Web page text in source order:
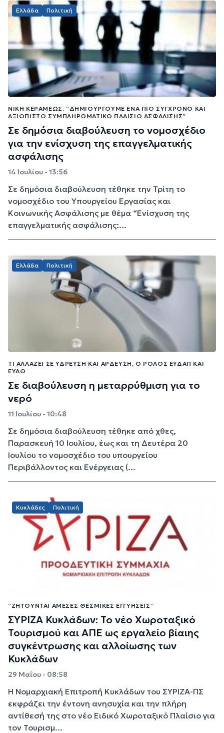
Ελλάδα Πολιτική
ΝΊΚΗ ΚΕΡΑΜΈΩΣ: “ΔΗΜΙΟΥΡΓΟΎΜΕ ΈΝΑ ΠΙΟ ΣΎΓΧΡΟΝΟ ΚΑΙ
ΑΞΙΌΠΙΣΤΟ ΣΥΜΠΛΗΡΩΜΑΤΙΚΌ ΠΛΑΊΣΙΟ ΑΣΦΆΛΙΣΗΣ”
Σε δημόσια διαβούλευση το νομοσχέδιο
για την ενίσχυση της επαγγελματικής
ασφάλισης
14 Ιουλίου - 13:56
Σε δημόσια διαβούλευση τέθηκε την Τρίτη το
νομοσχέδιο του Υπουργείου Εργασίας και
Κοινωνικής Ασφάλισης με θέμα “Ενίσχυση της
επαγγελματικής ασφάλισης:...
Ελλάδα Πολιτική
ΤΙ ΑΛΛΆΖΕΙ ΣΕ ΎΔΡΕΥΣΗ ΚΑΙ ΆΡΔΕΥΣΗ, Ο ΡΌΛΟΣ ΕΥΔΑΠ ΚΑΙ
ΕΥΑΘ
Σε διαβούλευση η μεταρρύθμιση για το
νερό
11 Ιουλίου - 10:48
Σε δημόσια διαβούλευση τέθηκε από χθες,
Παρασκευή 10 Ιουλίου, έως και τη Δευτέρα 20
Ιουλίου το νομοσχέδιο του υπουργείου
Περιβάλλοντος και Ενέργειας (...
Κυκλάδες Πολιτική
“ΖΗΤΟΎΝΤΑΙ ΆΜΕΣΕΣ ΘΕΣΜΙΚΈΣ ΕΓΓΥΉΣΕΙΣ”
ΣΥΡΙΖΑ Κυκλάδων: Το νέο Χωροταξικό
Τουρισμού και ΑΠΕ ως εργαλείο βίαιης
συγκέντρωσης και αλλοίωσης των
Κυκλάδων
29 Μαΐου - 08:58
Η Νομαρχιακή Επιτροπή Κυκλάδων του ΣΥΡΙΖΑ-ΠΣ
εκφράζει την έντονη ανησυχία και την πλήρη
αντίθεσή της στο νέο Ειδικό Χωροταξικό Πλαίσιο για
τον Τουρισμ...